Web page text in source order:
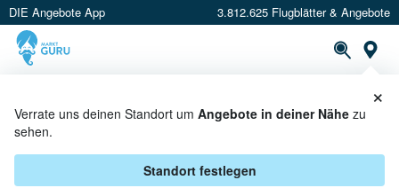
DIE Angebote App 3.812.625 Flugblätter & Angebote
Verrate uns deinen Standort um Angebote in deiner Nähe zu
sehen.
Standort festlegen
×
COMPUTER & BÜRO IN AKTION